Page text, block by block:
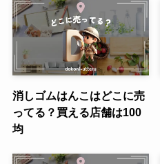
消しゴムはんこはどこに売
ってる？買える店舗は100
均